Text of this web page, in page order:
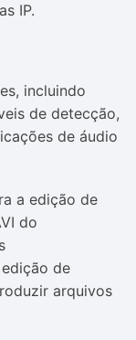
IP.
incluindo
de detecção,
de áudio
a edição de
do
de
arquivos